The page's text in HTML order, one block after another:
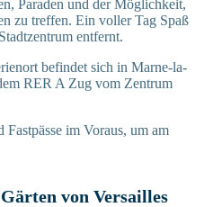
Paraden und der Möglichkeit,
zu treffen. Ein voller Tag Spaß
entfernt.
befindet sich in Marne-la-
RER A Zug vom Zentrum
im Voraus, um am
von Versailles